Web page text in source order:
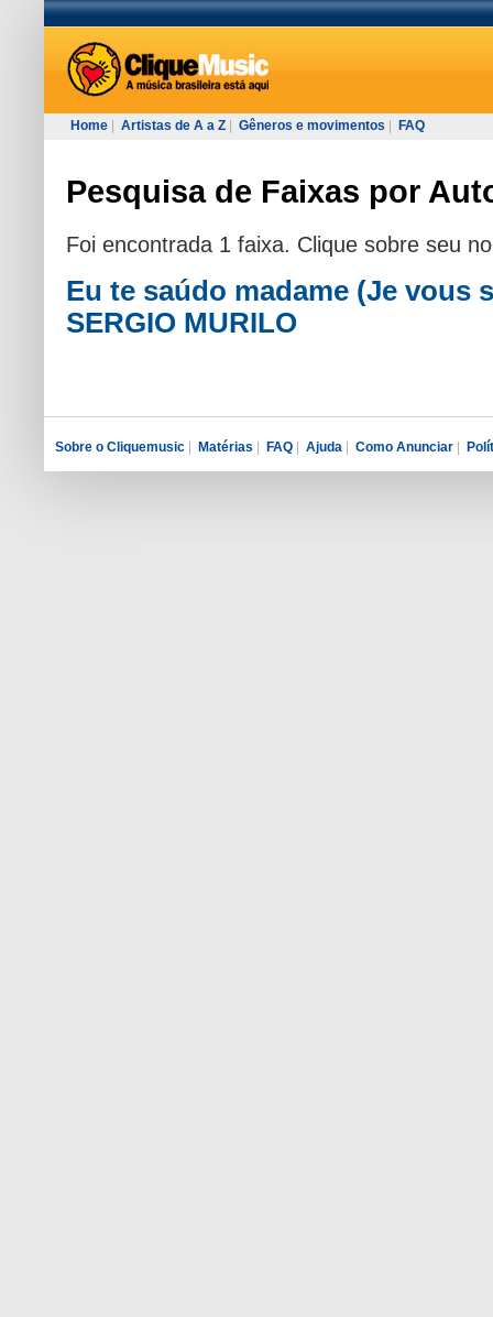
Home Artistas de A a Z Gêneros e movimentos FAQ
Pesquisa de Faixas por
Foi encontrada 1 faixa. Clique sobre seu
Eu te saúdo madame (Je vous
SERGIO MURILO
Sobre o Cliquemusic | Matérias | FAQ | Ajuda | Como Anunciar |